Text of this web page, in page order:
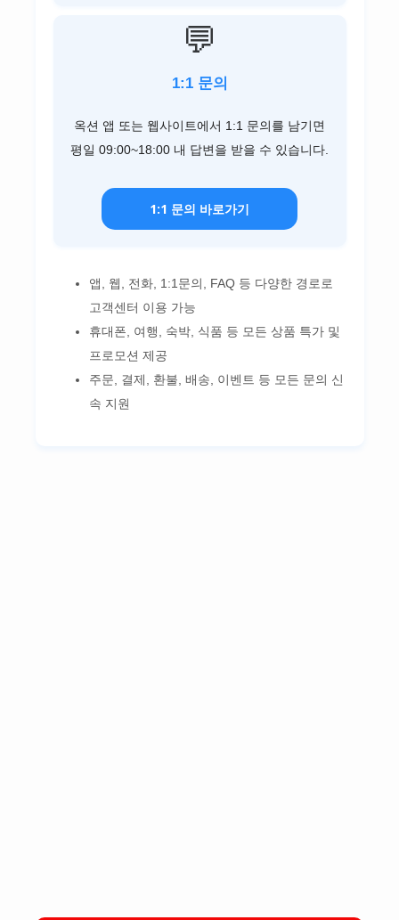
💬
1:1 문의
옥션 앱 또는 웹사이트에서 1:1 문의를 남기면
평일 09:00~18:00 내 답변을 받을 수 있습니다.
1:1 문의 바로가기
앱, 웹, 전화, 1:1문의, FAQ 등 다양한 경로로
고객센터 이용 가능
휴대폰, 여행, 숙박, 식품 등 모든 상품 특가 및
프로모션 제공
주문, 결제, 환불, 배송, 이벤트 등 모든 문의 신
속 지원